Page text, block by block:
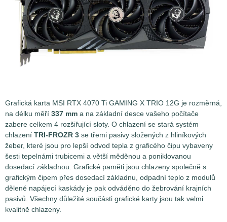
Grafická karta MSI RTX 4070 Ti GAMING X TRIO 12G je rozměrná,
na délku měří 337 mm a na základní desce vašeho počítače
zabere celkem 4 rozšiřující sloty. O chlazení se stará systém
chlazení TRI-FROZR 3 se třemi pasivy složených z hliníkových
žeber, které jsou pro lepší odvod tepla z graficého čipu vybaveny
šesti tepelnámi trubicemi a větší měděnou a poniklovanou
dosedací základnou. Grafické paměti jsou chlazeny společně s
grafickým čipem přes dosedací základnu, odpadní teplo z modulů
dělené napájecí kaskády je pak odváděno do žebrování krajních
pasivů. Všechny důležité součásti grafické karty jsou tak velmi
kvalitně chlazeny.